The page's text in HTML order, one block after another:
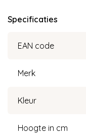
Specificaties
EAN code
Merk
Kleur
Hoogte in cm